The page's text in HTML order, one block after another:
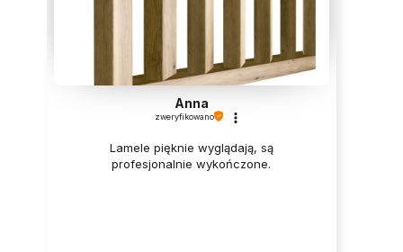
Anna
zweryfikowano
Lamele pięknie wyglądają, są
profesjonalnie wykończone.